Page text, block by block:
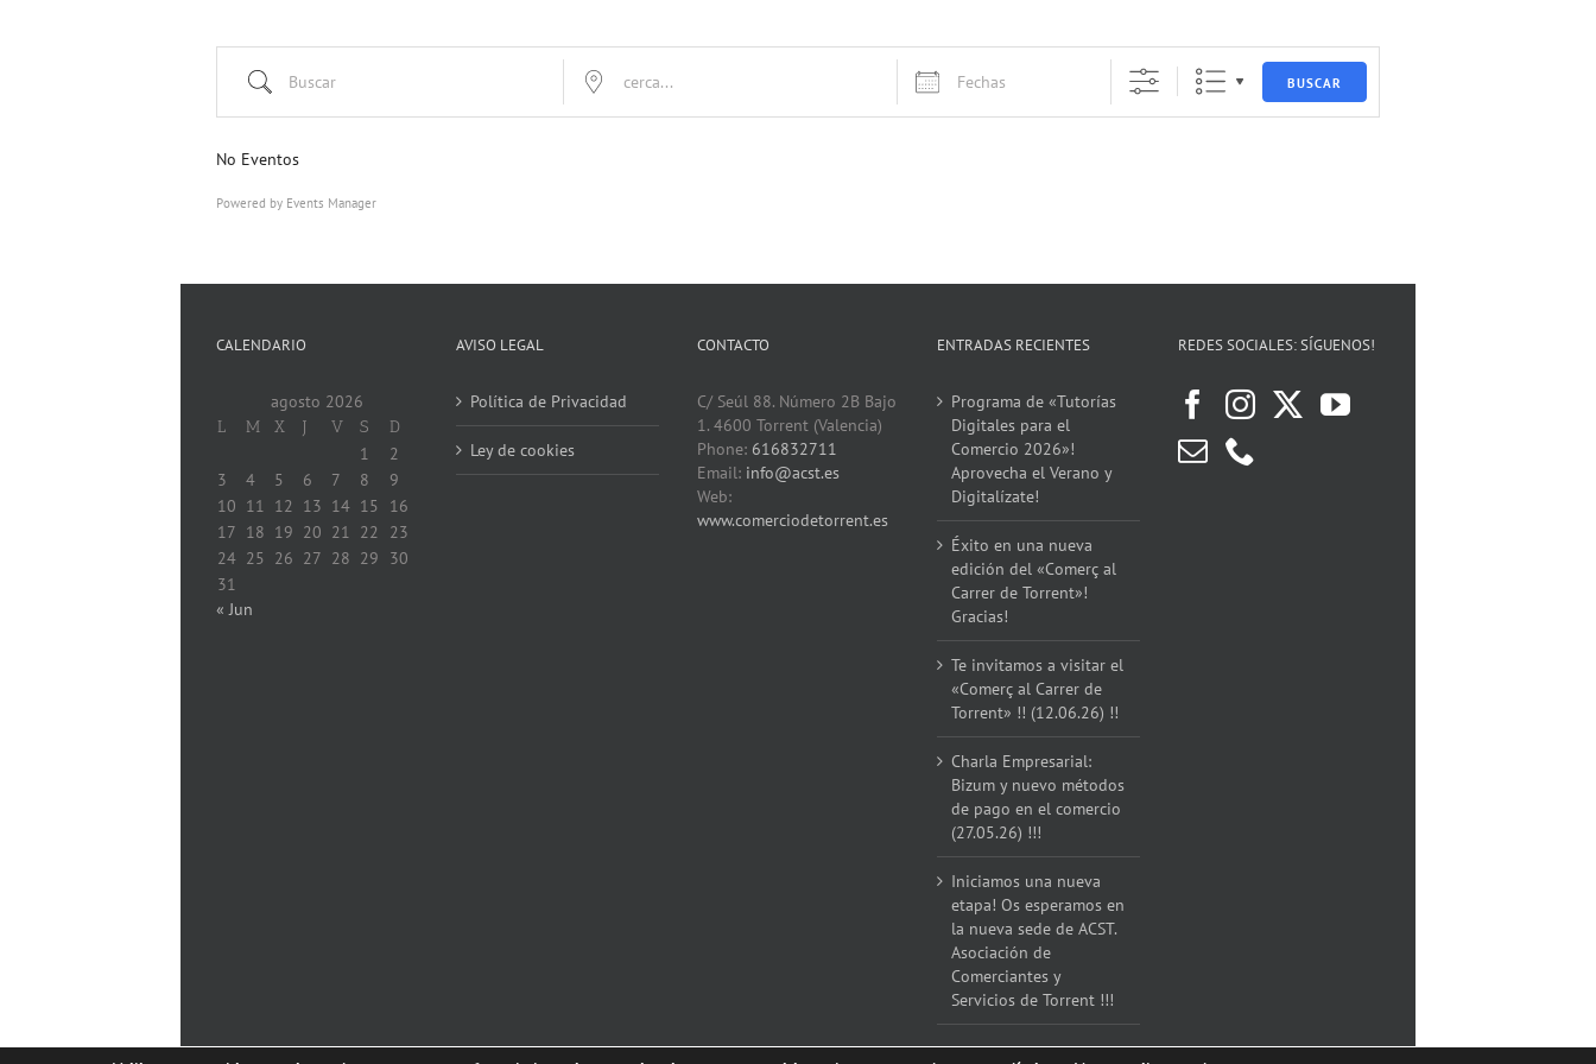
Buscar cerca... Fechas
BUSCAR
No Eventos
Powered by Events Manager
CALENDARIO
agosto 2026
L M X J V S D
1
2
3
4 5 6 7 8
9
10 11 12 13 14 15
16
17 18 19 20 21 22
23
24 25 26 27 28 29
30
31
« Jun
AVISO LEGAL
Política de Privacidad
Ley de cookies
CONTACTO
C/ Seúl 88. Número 2B Bajo
1. 4600 Torrent (Valencia)
Phone: 616832711
Email: info@acst.es
Web:
www.comerciodetorrent.es
ENTRADAS RECIENTES
Programa de «Tutorías
Digitales para el
Comercio 2026»!
Aprovecha el Verano y
Digitalízate!
Éxito en una nueva
edición del «Comerç al
Carrer de Torrent»!
Gracias!
Te invitamos a visitar el
«Comerç al Carrer de
Torrent» !! (12.06.26) !!
Charla Empresarial:
Bizum y nuevo métodos
de pago en el comercio
(27.05.26) !!!
Iniciamos una nueva
etapa! Os esperamos en
la nueva sede de ACST.
Asociación de
Comerciantes y
Servicios de Torrent !!!
REDES SOCIALES: SÍGUENOS!